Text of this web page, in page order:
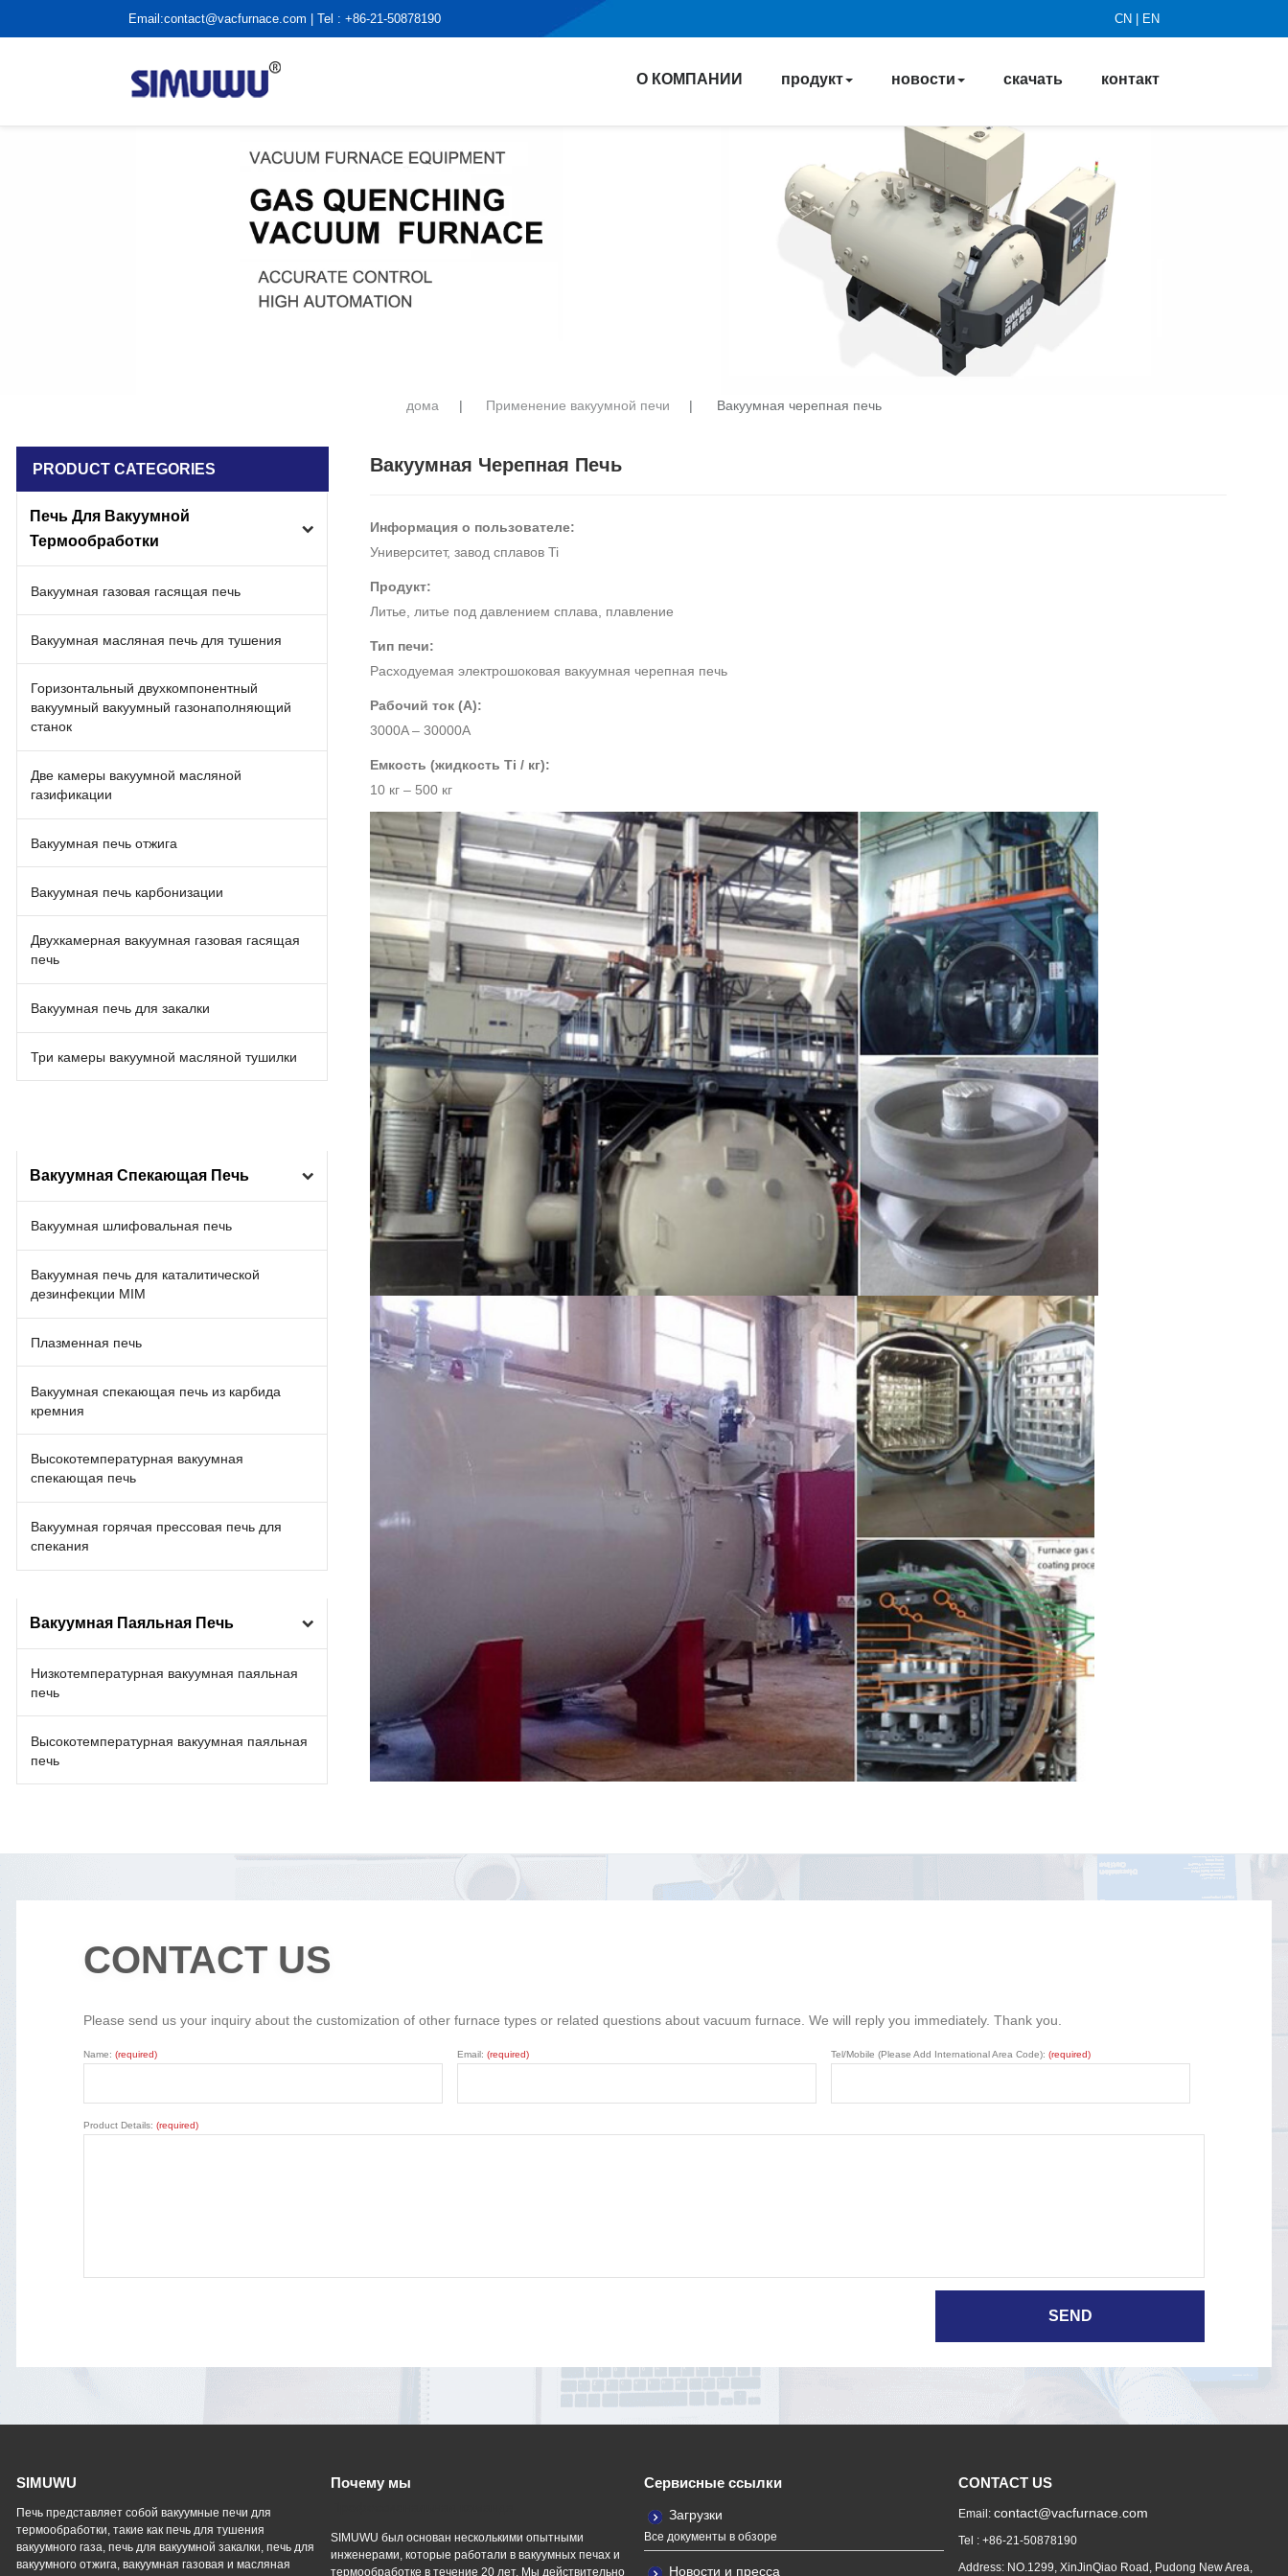
Email:contact@vacfurnace.com | Tel : +86-21-50878190 CN EN
О КОМПАНИИ продукт новости скачать контакт
дома Применение вакуумной печи Вакуумная черепная печь
PRODUCT CATEGORIES
Печь Для Вакуумной
Термообработки
Вакуумная газовая гасящая печь
Вакуумная масляная печь для тушения
Горизонтальный двухкомпонентный
вакуумный вакуумный газонаполняющий
станок
Две камеры вакуумной масляной
газификации
Вакуумная печь отжига
Вакуумная печь карбонизации
Двухкамерная вакуумная газовая гасящая
печь
Вакуумная печь для закалки
Три камеры вакуумной масляной тушилки
Вакуумная Спекающая Печь
Вакуумная шлифовальная печь
Вакуумная печь для каталитической
дезинфекции MIM
Плазменная печь
Вакуумная спекающая печь из карбида
кремния
Высокотемпературная вакуумная
спекающая печь
Вакуумная горячая прессовая печь для
спекания
Вакуумная Паяльная Печь
Низкотемпературная вакуумная паяльная
печь
Высокотемпературная вакуумная паяльная
печь
Вакуумная Черепная Печь
Информация о пользователе:
Университет, завод сплавов Ti
Продукт:
Литье, литье под давлением сплава, плавление
Тип печи:
Расходуемая электрошоковая вакуумная черепная печь
Рабочий ток (A):
3000A – 30000A
Емкость (жидкость Ti / кг):
10 кг – 500 кг
CONTACT US
Please send us your inquiry about the customization of other furnace types or related questions about vacuum furnace. We will reply you immediately. Thank you.
Name: (required) Email: (required) Tel/Mobile (Please Add International Area Code): (required)
Product Details: (required)
SIMUWU
Печь представляет собой вакуумные печи для
термообработки, такие как печь для тушения
вакуумного газа, печь для вакуумной закалки, печь для
вакуумного отжига, вакуумная газовая и масляная
Почему мы
SIMUWU был основан несколькими опытными
инженерами, которые работали в вакуумных печах и
термообработке в течение 20 лет. Мы действительно
Сервисные ссылки
Загрузки
Все документы в обзоре
Новости и пресса
CONTACT US
Email: contact@vacfurnace.com
Tel : +86-21-50878190
Address: NO.1299, XinJinQiao Road, Pudong New Area,